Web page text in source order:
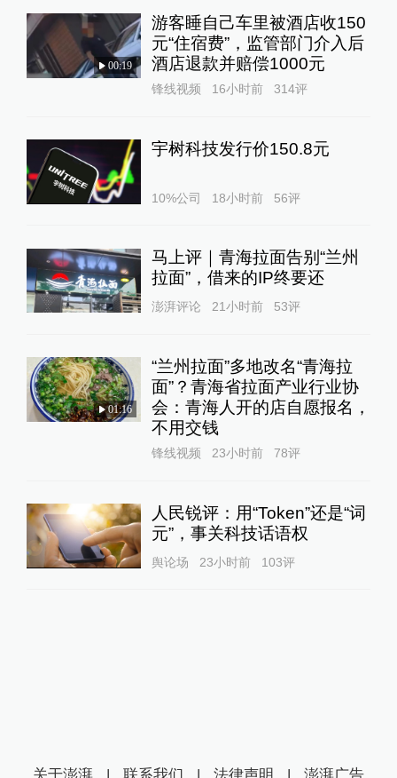
00:19
游客睡自己车里被酒店收150
元“住宿费”，监管部门介入后
酒店退款并赔偿1000元
锋线视频 16小时前 314评
宇树科技发行价150.8元
10%公司 18小时前 56评
马上评｜青海拉面告别“兰州
拉面”，借来的IP终要还
澎湃评论 21小时前 53评
01:16
“兰州拉面”多地改名“青海拉
面”？青海省拉面产业行业协
会：青海人开的店自愿报名，
不用交钱
锋线视频 23小时前 78评
人民锐评：用“Token”还是“词
元”，事关科技话语权
舆论场 23小时前 103评